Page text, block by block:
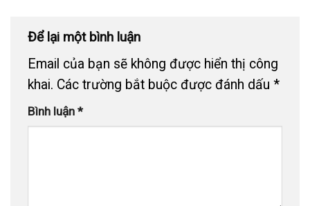
Để lại một bình luận
Email của bạn sẽ không được hiển thị công
khai. Các trường bắt buộc được đánh dấu *
Bình luận *